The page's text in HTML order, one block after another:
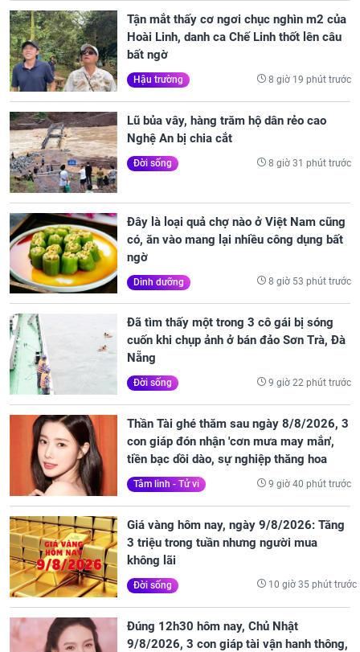
Tận mắt thấy cơ ngơi chục nghìn m2 của
Hoài Linh, danh ca Chế Linh thốt lên câu
bất ngờ
Hậu trường 8 giờ 19 phút trước
Lũ bủa vây, hàng trăm hộ dân rẻo cao
Nghệ An bị chia cắt
Đời sống 8 giờ 31 phút trước
Đây là loại quả chợ nào ở Việt Nam cũng
có, ăn vào mang lại nhiều công dụng bất
ngờ
Dinh dưỡng 8 giờ 53 phút trước
Đã tìm thấy một trong 3 cô gái bị sóng
cuốn khi chụp ảnh ở bán đảo Sơn Trà, Đà
Nẵng
Đời sống 9 giờ 22 phút trước
Thần Tài ghé thăm sau ngày 8/8/2026, 3
con giáp đón nhận 'cơn mưa may mắn',
tiền bạc dồi dào, sự nghiệp thăng hoa
Tâm linh - Tử vi 9 giờ 40 phút trước
Giá vàng hôm nay, ngày 9/8/2026: Tăng
3 triệu trong tuần nhưng người mua
không lãi
Đời sống 10 giờ 35 phút trước
Đúng 12h30 hôm nay, Chủ Nhật
9/8/2026, 3 con giáp tài vận hanh thông,